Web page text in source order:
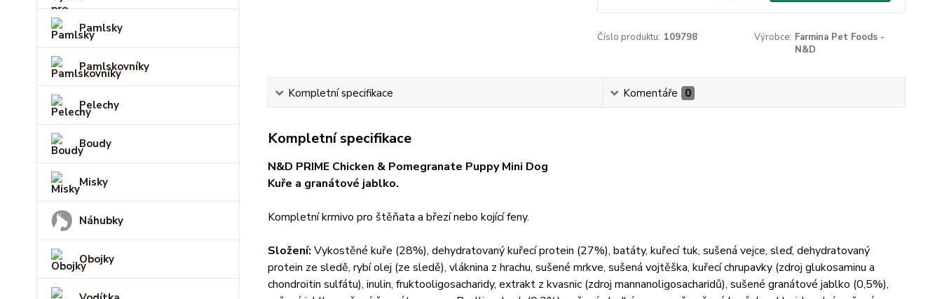
Pamlsky
Pamlskovníky
Pelechy
Boudy
Misky
Náhubky
Obojky
Číslo produktu: 109798 Výrobce: Farmina Pet Foods -
N&D
Kompletní specifikace Komentáře 0
Kompletní specifikace
N&D PRIME Chicken & Pomegranate Puppy Mini Dog
Kuře a granátové jablko.
Kompletní krmivo pro štěňata a březí nebo kojící feny.
Složení: Vykostěné kuře (28%), dehydratovaný kuřecí protein (27%), batáty, kuřecí tuk, sušená vejce, sleď, dehydratovaný
protein ze sledě, rybí olej (ze sledě), vláknina z hrachu, sušené mrkve, sušená vojtěška, kuřecí chrupavky (zdroj glukosaminu a
chondroitin sulfátu), inulin, fruktooligosacharidy, extrakt z kvasnic (zdroj mannanoligosacharidů), sušené granátové jablko (0,5%),